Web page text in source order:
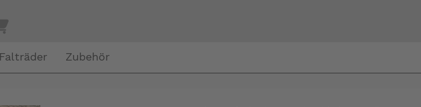
Falträder Zubehör